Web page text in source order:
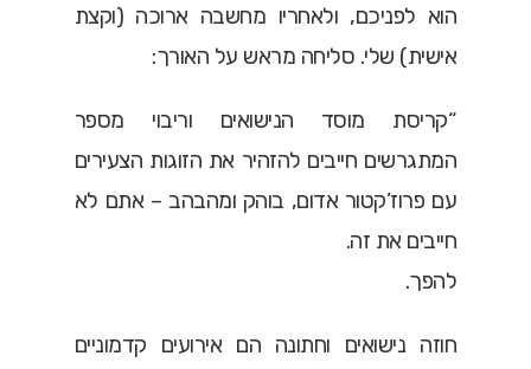
הוא לפניכם, ולאחריו מחשבה ארוכה (וקצת
אישית) שלי. סליחה מראש על האורך:
“קריסת מוסד הנישואים וריבוי מספר
המתגרשים חייבים להזהיר את הזוגות הצעירים
עם פרוז’קטור אדום, בוהק ומהבהב – אתם לא
חייבים את זה.
להפך.
חוזה נישואים וחתונה הם אירועים קדמוניים